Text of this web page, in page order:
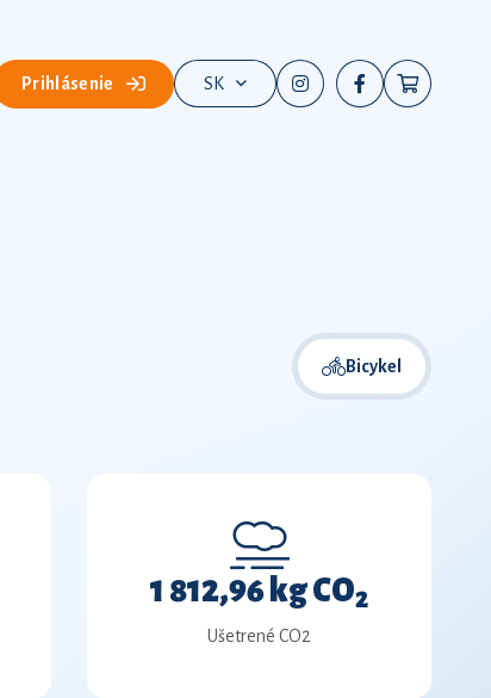
Prihlásenie SK
Bicykel
1 812,96 kg CO2
Ušetrené CO2